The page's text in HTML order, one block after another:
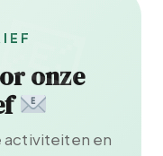
onze
activiteiten en